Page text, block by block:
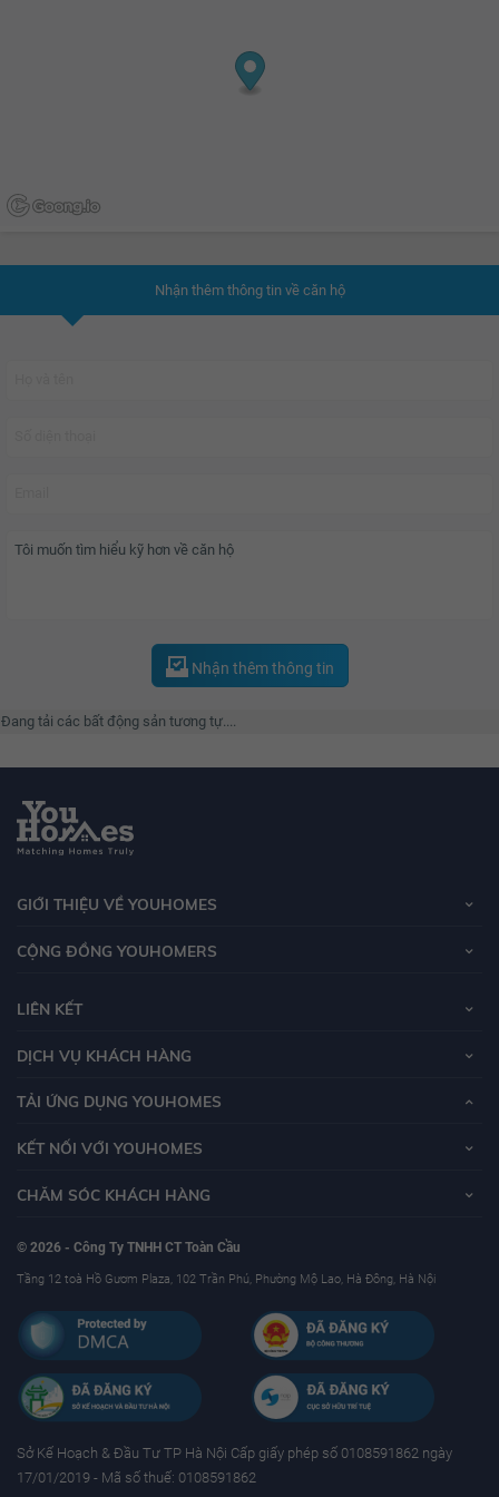
Nhận thêm thông tin về căn hộ
Nhận thêm thông tin
tải các bất động sản tương tự....
GIỚI THIỆU VỀ YOUHOMES
CỘNG ĐỒNG YOUHOMERS
LIÊN KẾT
DỊCH VỤ KHÁCH HÀNG
TẢI ỨNG DỤNG YOUHOMES
KẾT NỐI VỚI YOUHOMES
CHĂM SÓC KHÁCH HÀNG
© 2026 - Công Ty TNHH CT Toàn Cầu
Tầng 12 toà Hồ Gươm Plaza, 102 Trần Phú, Phường Mộ Lao, Hà Đông, Hà Nội
Sở Kế Hoạch & Ðầu Tư TP Hà Nội Cấp giấy phép số 0108591862 ngày
17/01/2019 - Mã số thuế: 0108591862